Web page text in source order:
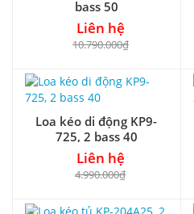
bass 50
Liên hệ
10.790.000₫
Loa kéo di động KP9-
725, 2 bass 40
Liên hệ
4.990.000₫